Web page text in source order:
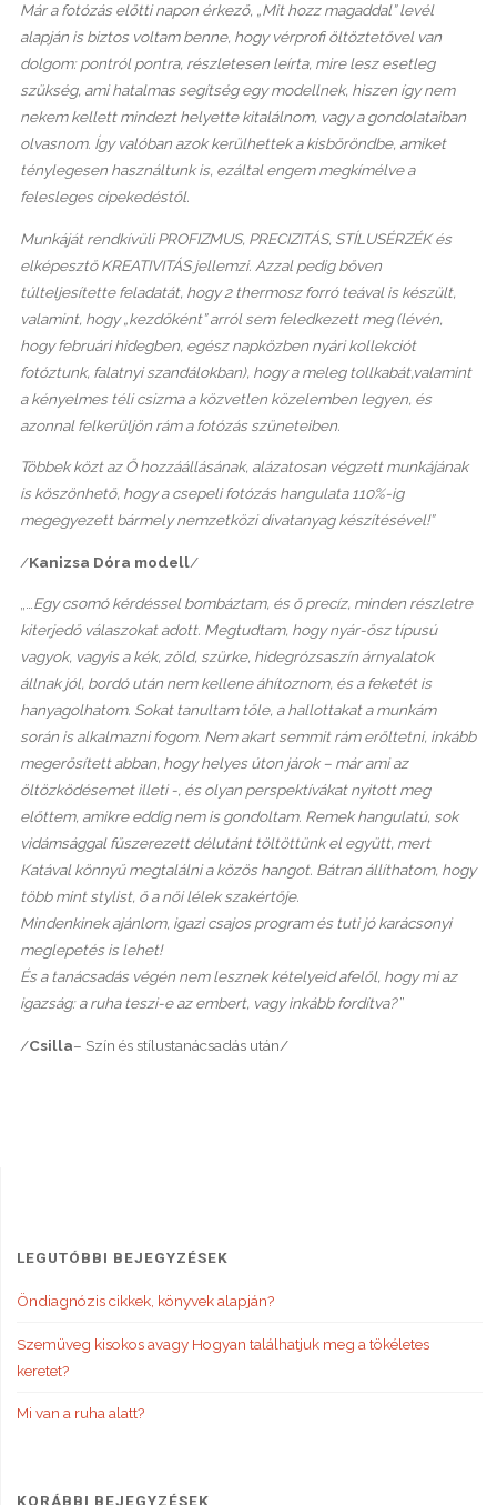
Már a fotózás előtti napon érkező, „Mit hozz magaddal” levél
alapján is biztos voltam benne, hogy vérprofi öltöztetővel van
dolgom: pontról pontra, részletesen leírta, mire lesz esetleg
szükség, ami hatalmas segítség egy modellnek, hiszen így nem
nekem kellett mindezt helyette kitalálnom, vagy a gondolataiban
olvasnom. Így valóban azok kerülhettek a kisbőröndbe, amiket
ténylegesen használtunk is, ezáltal engem megkímélve a
felesleges cipekedéstől.
Munkáját rendkívüli PROFIZMUS, PRECIZITÁS, STÍLUSÉRZÉK és
elképesztő KREATIVITÁS jellemzi. Azzal pedig bőven
túlteljesítette feladatát, hogy 2 thermosz forró teával is készült,
valamint, hogy „kezdőként” arról sem feledkezett meg (lévén,
hogy februári hidegben, egész napközben nyári kollekciót
fotóztunk, falatnyi szandálokban), hogy a meleg tollkabát,valamint
a kényelmes téli csizma a közvetlen közelemben legyen, és
azonnal felkerüljön rám a fotózás szüneteiben.
Többek közt az Ő hozzáállásának, alázatosan végzett munkájának
is köszönhető, hogy a csepeli fotózás hangulata 110%-ig
megegyezett bármely nemzetközi divatanyag készítésével!”
/Kanizsa Dóra modell/
„…Egy csomó kérdéssel bombáztam, és ő precíz, minden részletre
kiterjedő válaszokat adott. Megtudtam, hogy nyár-ősz típusú
vagyok, vagyis a kék, zöld, szürke, hidegrózsaszín árnyalatok
állnak jól, bordó után nem kellene áhítoznom, és a feketét is
hanyagolhatom. Sokat tanultam tőle, a hallottakat a munkám
során is alkalmazni fogom. Nem akart semmit rám erőltetni, inkább
megerősített abban, hogy helyes úton járok – már ami az
öltözködésemet illeti -, és olyan perspektívákat nyitott meg
előttem, amikre eddig nem is gondoltam. Remek hangulatú, sok
vidámsággal fűszerezett délutánt töltöttünk el együtt, mert
Katával könnyű megtalálni a közös hangot. Bátran állíthatom, hogy
több mint stylist, ő a női lélek szakértője.
Mindenkinek ajánlom, igazi csajos program és tuti jó karácsonyi
meglepetés is lehet!
És a tanácsadás végén nem lesznek kételyeid afelől, hogy mi az
igazság: a ruha teszi-e az embert, vagy inkább fordítva?”
/Csilla– Szín és stílustanácsadás után/
LEGUTÓBBI BEJEGYZÉSEK
Öndiagnózis cikkek, könyvek alapján?
Szemüveg kisokos avagy Hogyan találhatjuk meg a tökéletes
keretet?
Mi van a ruha alatt?
KORÁBBI BEJEGYZÉSEK